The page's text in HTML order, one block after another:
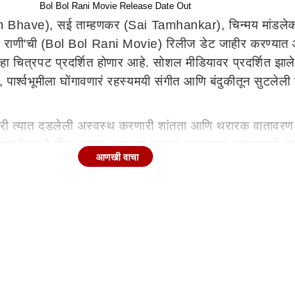
Bol Bol Rani Movie Release Date Out
Bhave), सई ताम्हणकर (Sai Tamhankar), चिन्मय
(Bol Bol Rani Movie) रिलीज डेट जाहीर करण्यात
चित्रपट प्रदर्शित होणार आहे. सोशल मीडियावर प्रदर्शित
घोंगावणारं रहस्यमयी संगीत आणि बंदुकीतून
त्यात दडलेली अस्वस्थ करणारी शांतता आणि थरारक
हे तीन दमदार कलाकार एकत्र झळकणार असल्यामुळे
आणखी वाचा